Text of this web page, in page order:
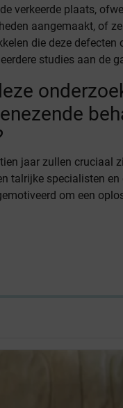
verkeerde plaats,
aangemaakt, of
die deze defecten
studies aan de
jaar zullen cruciaal
talrijke specialisten en
om een